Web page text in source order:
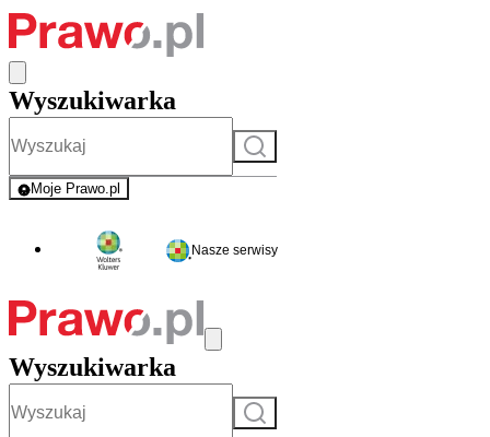
Wyszukiwarka
Szukaj
Moje Prawo.pl
- rejestracja i logowanie do serwisu
Nasze serwisy
Wyszukiwarka
Szukaj